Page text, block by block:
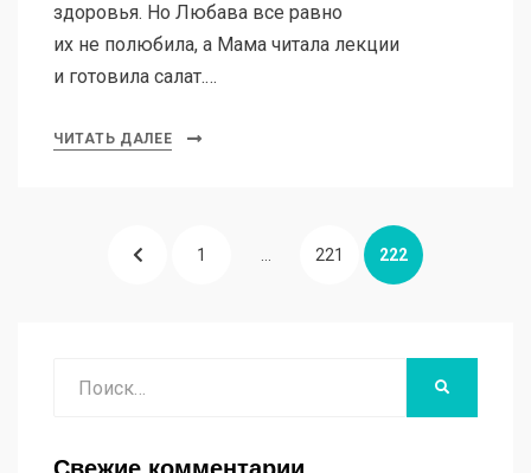
здоровья. Но Любава все равно
их не полюбила, а Мама читала лекции
и готовила салат.…
ЧИТАТЬ ДАЛЕЕ
ПагинацияПРЕДЫДУЩАЯ
СТРАНИЦА
1 СТРАНИЦА
221 СТРАНИЦА
222